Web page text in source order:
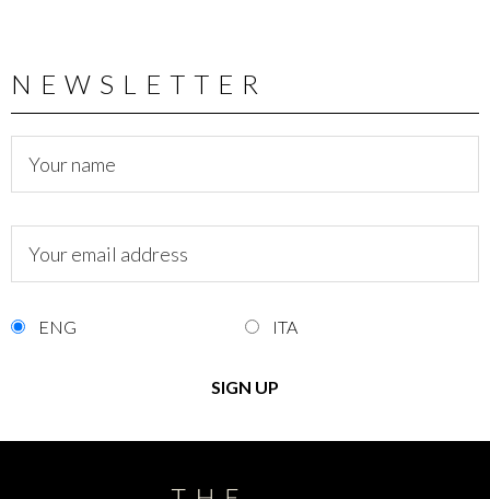
NEWSLETTER
ENG ITA